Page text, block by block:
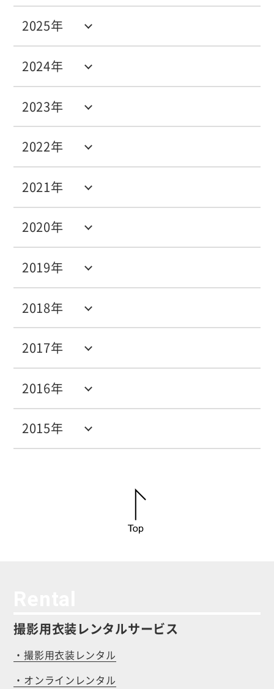
2015年
2016年
2017年
2018年
2019年
2020年
2021年
2022年
2023年
2024年
2025年
撮影用衣装レンタルサービス
・撮影用衣装レンタル
・オンラインレンタル